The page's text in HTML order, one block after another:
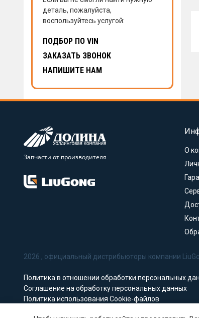
деталь, пожалуйста,
воспользуйтесь услугой:
ПОДБОР ПО VIN
ЗАКАЗАТЬ ЗВОНОК
НАПИШИТЕ НАМ
Запчасти от производителя
О
2026 , официальный дистрибьюторы компании
Политика в отношении обработки персональных
Соглашение на обработку персональных данных
Политика использования Cookie-файлов